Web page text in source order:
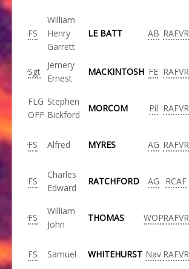
FS
William
Henry
Garrett
LE BATT AB RAFVR
Sgt
Jemery
Ernest
MACKINTOSH FE RAFVR
FLG
OFF
Stephen
Bickford
MORCOM Pil RAFVR
FS Alfred MYRES AG RAFVR
FS
Charles
Edward
RATCHFORD AG RCAF
FS
William
John
THOMAS WOPRAFVR
FS Samuel WHITEHURST Nav RAFVR